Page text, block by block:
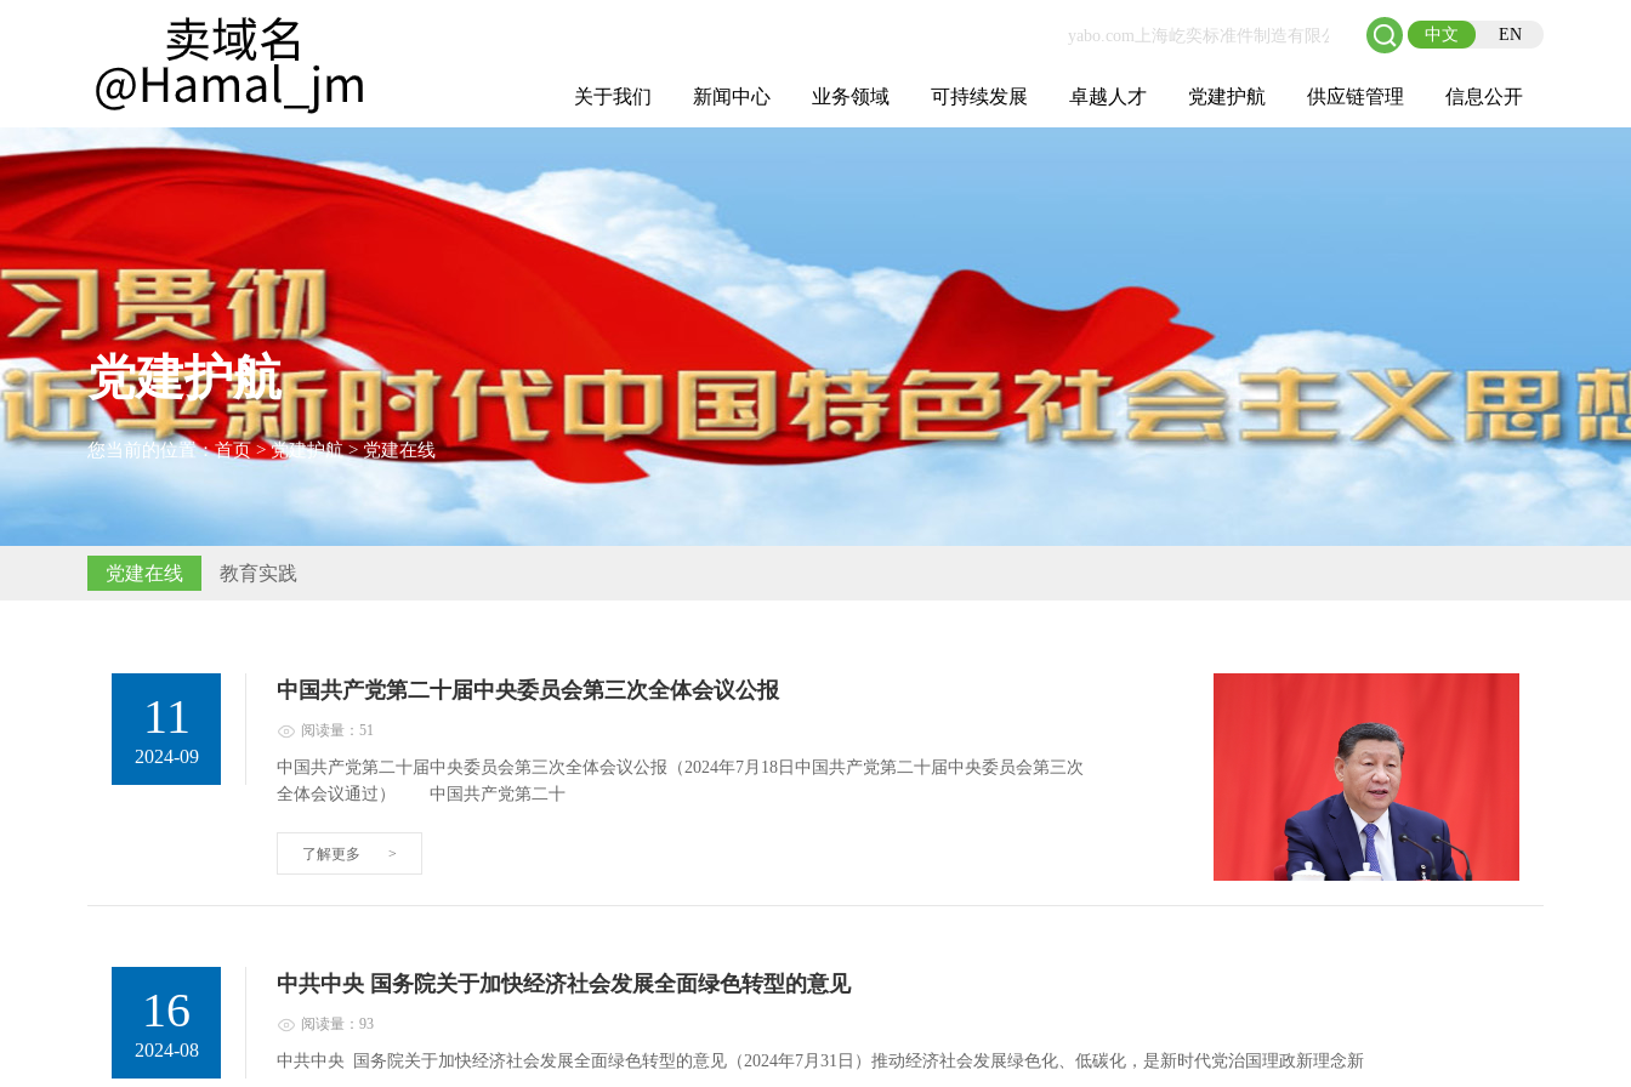
中文 EN
关于我们 新闻中心
奕标准件制造有
限公司新闻
业务领域 可持续发展 卓越人才 党建护航 供应链管理 信息公开
党建护航
您当前的位置：首页>党建护航>党建在线
党建在线 教育实践
11
2024-09
中国共产党第二十届中央委员会第三次全体会议公报
阅读量：51
中国共产党第二十届中央委员会第三次全体会议公报（2024年7月18日中国共产党第二十届中央委员会第三次
全体会议通过） 中国共产党第二十
了解更多 >
16
2024-08
中共中央 国务院关于加快经济社会发展全面绿色转型的意见
阅读量：93
中共中央 国务院关于加快经济社会发展全面绿色转型的意见（2024年7月31日）推动经济社会发展绿色化、低碳化，是新时代党治国理政新理念新